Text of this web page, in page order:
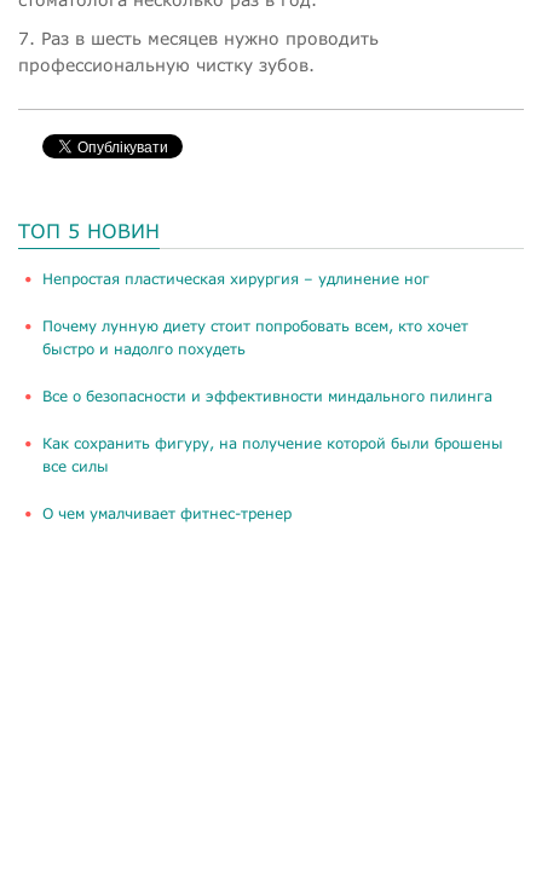
7. Раз в шесть месяцев нужно проводить
профессиональную чистку зубов.
ТОП 5 НОВИН
​Непростая пластическая хирургия – удлинение ног
Почему лунную диету стоит попробовать всем, кто хочет
быстро и надолго похудеть
Все о безопасности и эффективности миндального пилинга
Как сохранить фигуру, на получение которой были брошены
все силы
О чем умалчивает фитнес-тренер